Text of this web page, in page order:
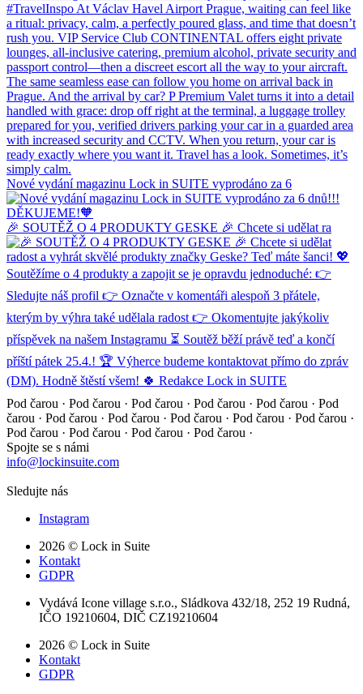
Nové vydání magazinu Lock in SUITE vyprodáno za 6
🎉 SOUTĚŽ O 4 PRODUKTY GESKE 🎉 Chcete si udělat ra
Pod čarou · Pod čarou · Pod čarou · Pod čarou · Pod čarou · Pod
čarou · Pod čarou · Pod čarou · Pod čarou · Pod čarou · Pod čarou ·
Pod čarou · Pod čarou · Pod čarou · Pod čarou ·
Spojte se s námi
info@lockinsuite.com
Sledujte nás
Instagram
2026 © Lock in Suite
Kontakt
GDPR
Vydává Icone village s.r.o., Sládkova 432/18, 252 19 Rudná,
IČO 19210604, DIČ CZ19210604
2026 © Lock in Suite
Kontakt
GDPR